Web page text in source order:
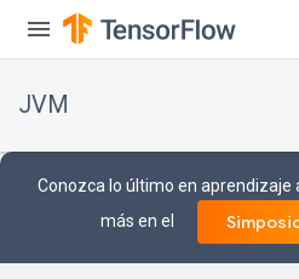
JVM
Conozca lo último en
más en el